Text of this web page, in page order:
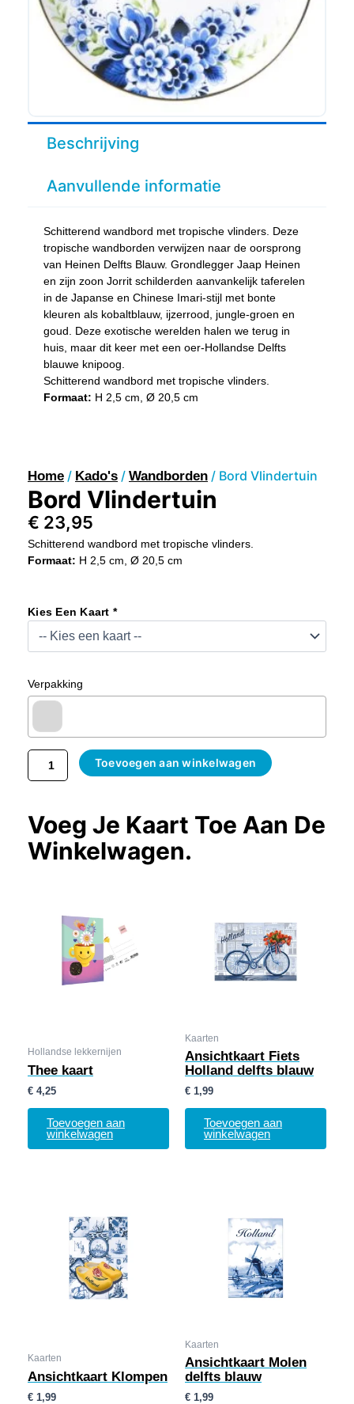
Beschrijving
Aanvullende informatie
Schitterend wandbord met tropische vlinders. Deze
tropische wandborden verwijzen naar de oorsprong
van Heinen Delfts Blauw. Grondlegger Jaap Heinen
en zijn zoon Jorrit schilderden aanvankelijk taferelen
in de Japanse en Chinese Imari-stijl met bonte
kleuren als kobaltblauw, ijzerrood, jungle-groen en
goud. Deze exotische werelden halen we terug in
huis, maar dit keer met een oer-Hollandse Delfts
blauwe knipoog.
Schitterend wandbord met tropische vlinders.
Formaat: H 2,5 cm, Ø 20,5 cm
Home / Kado's / Wandborden / Bord Vlindertuin
Bord Vlindertuin
€ 23,95
Schitterend wandbord met tropische vlinders.
Formaat: H 2,5 cm, Ø 20,5 cm
Kies Een Kaart *
Verpakking
Vlindertuin
Aantal
Toevoegen aan winkelwagen
Voeg Je Kaart Toe Aan De
Winkelwagen.
Hollandse lekkernijen
Thee kaart
€ 4,25
Toevoegen aan
winkelwagen
Kaarten
Ansichtkaart Fiets
Holland delfts blauw
€ 1,99
Toevoegen aan
winkelwagen
Kaarten
Ansichtkaart Klompen
€ 1,99
Kaarten
Ansichtkaart Molen
delfts blauw
€ 1,99